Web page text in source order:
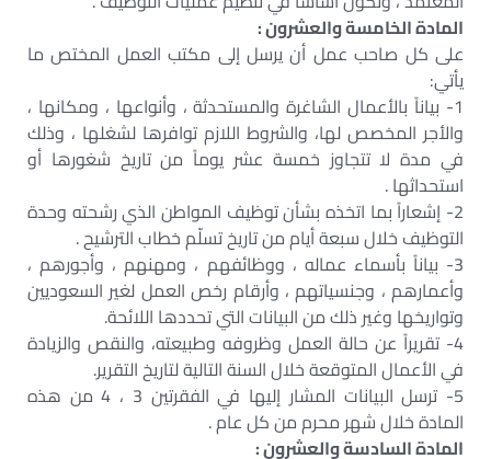
المادة الخامسة والعشرون :
على كل صاحب عمل أن يرسل إلى مكتب العمل المختص ما
يأتي:
1- بياناً بالأعمال الشاغرة والمستحدثة ، وأنواعها ، ومكانها ،
والأجر المخصص لها، والشروط اللازم توافرها لشغلها ، وذلك
في مدة لا تتجاوز خمسة عشر يوماً من تاريخ شغورها أو
استحداثها .
2- إشعاراً بما اتخذه بشأن توظيف المواطن الذي رشحته وحدة
التوظيف خلال سبعة أيام من تاريخ تسلّم خطاب الترشيح .
3- بياناً بأسماء عماله ، ووظائفهم ، ومهنهم ، وأجورهم ،
وأعمارهم ، وجنسياتهم ، وأرقام رخص العمل لغير السعوديين
وتواريخها وغير ذلك من البيانات التي تحددها اللائحة.
4- تقريراً عن حالة العمل وظروفه وطبيعته، والنقص والزيادة
في الأعمال المتوقعة خلال السنة التالية لتاريخ التقرير.
5- ترسل البيانات المشار إليها في الفقرتين 3 ، 4 من هذه
المادة خلال شهر محرم من كل عام .
المادة السادسة والعشرون :